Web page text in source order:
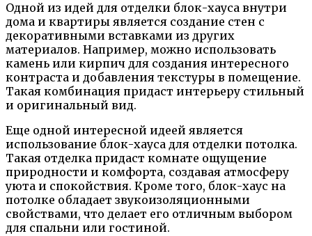
Одной из идей для отделки блок-хауса внутри
дома и квартиры является создание стен с
декоративными вставками из других
материалов. Например, можно использовать
камень или кирпич для создания интересного
контраста и добавления текстуры в помещение.
Такая комбинация придаст интерьеру стильный
и оригинальный вид.
Еще одной интересной идеей является
использование блок-хауса для отделки потолка.
Такая отделка придаст комнате ощущение
природности и комфорта, создавая атмосферу
уюта и спокойствия. Кроме того, блок-хаус на
потолке обладает звукоизоляционными
свойствами, что делает его отличным выбором
для спальни или гостиной.